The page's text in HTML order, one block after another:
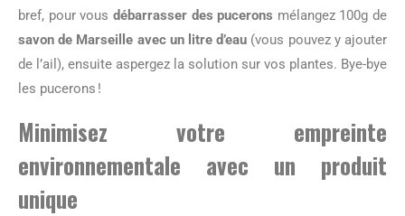
bref, pour vous débarrasser des pucerons mélangez 100g de
savon de Marseille avec un litre d’eau (vous pouvez y ajouter
de l’ail), ensuite aspergez la solution sur vos plantes. Bye-bye
les pucerons !
Minimisez votre empreinte
environnementale avec un produit
unique